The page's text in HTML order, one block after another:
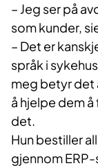
– Jeg ser på
som kunder,
– Det er
språk i
meg betyr det
å hjelpe dem
det.
Hun bestiller
gjennom